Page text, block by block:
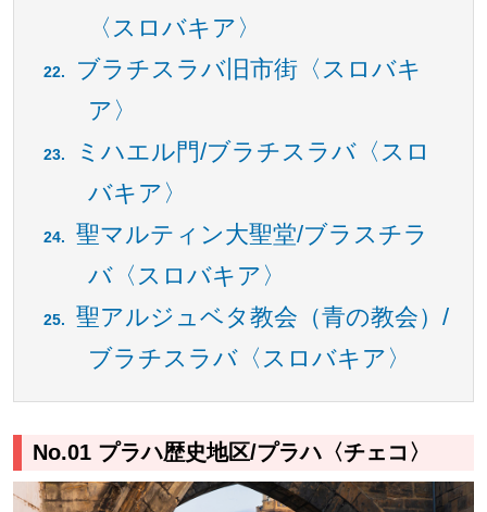
〈スロバキア〉
ブラチスラバ旧市街〈スロバキ
ア〉
ミハエル門/ブラチスラバ〈スロ
バキア〉
聖マルティン大聖堂/ブラスチラ
バ〈スロバキア〉
聖アルジュベタ教会（青の教会）/
ブラチスラバ〈スロバキア〉
No.01 プラハ歴史地区/プラハ〈チェコ〉